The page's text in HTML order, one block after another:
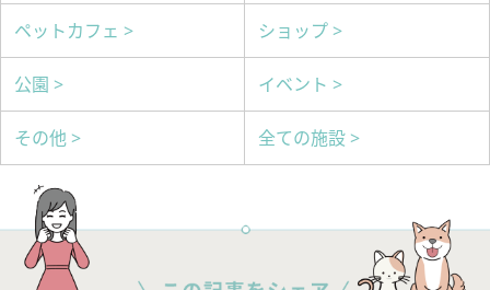
ペットカフェ > ショップ >
公園 > イベント >
その他 > 全ての施設 >